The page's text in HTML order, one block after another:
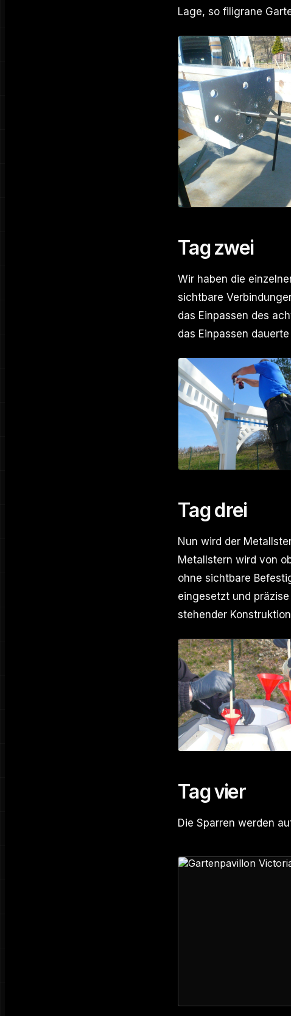
Lage, so filigrane
Tag zwei
Wir haben die
sichtbare
das Einpassen des
das Einpassen
Tag drei
Nun wird der
Metallstern wird von
ohne sichtbare
eingesetzt und
stehender
Tag vier
Die Sparren werden